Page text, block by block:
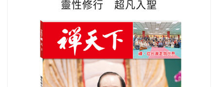
靈性修行 超凡入聖